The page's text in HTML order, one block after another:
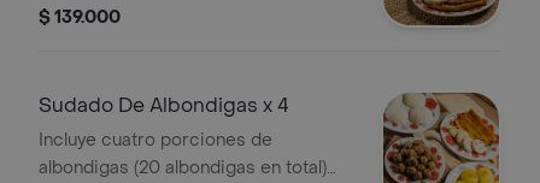
de mondongo, dos tajadas de
gaseosa 1.5 LT
$ 139.000
Sudado De Albondigas x 4
Incluye cuatro porciones de
albondigas (20 albondigas en total)